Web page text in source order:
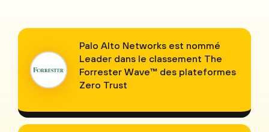
Palo Alto Networks est nommé
Leader dans le classement The
Forrester Wave™ des plateformes
Zero Trust